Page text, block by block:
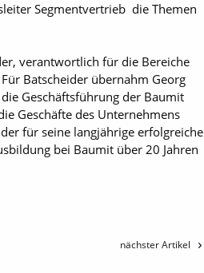
Segmentvertrieb die Themen
verantwortlich für die Bereiche
Batscheider übernahm Georg
Geschäftsführung der Baumit
Geschäfte des Unternehmens
für seine langjährige erfolgreiche
bei Baumit über 20 Jahren
nächster Artikel